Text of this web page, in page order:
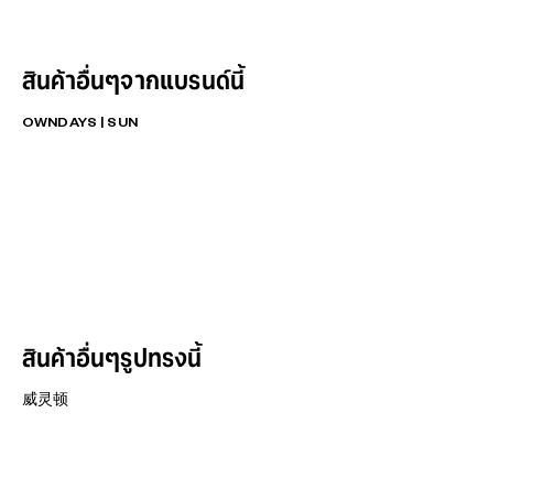
สินค้าอื่นๆจากแบรนด์นี้
OWNDAYS | SUN
สินค้าอื่นๆรูปทรงนี้
威灵顿